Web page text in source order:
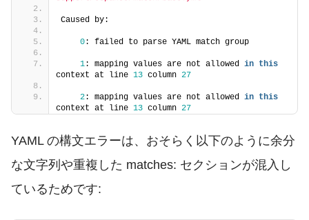
Caused by:
0: failed to parse YAML match group
1: mapping values are not allowed in this
context at line 13 column 27
2: mapping values are not allowed in this
context at line 13 column 27
YAML の構文エラーは、おそらく以下のように余分
な文字列や重複した matches: セクションが混入し
ているためです: